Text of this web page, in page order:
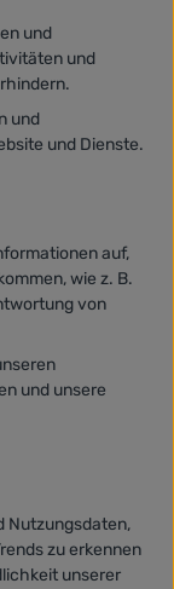
und
und
und
und Dienste.
auf,
wie z. B.
von
und unsere
Nutzungsdaten,
zu erkennen
unserer